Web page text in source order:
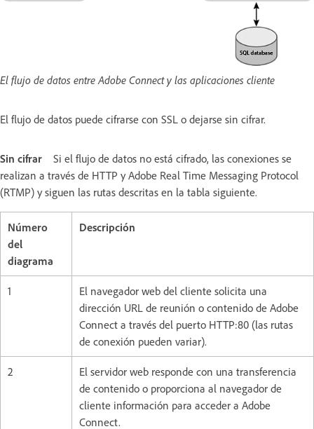
El flujo de datos entre Adobe Connect y las aplicaciones cliente
El flujo de datos puede cifrarse con SSL o dejarse sin cifrar.
Sin cifrar
Si el flujo de datos no está cifrado, las conexiones se
realizan a través de HTTP y Adobe Real Time Messaging Protocol
(RTMP) y siguen las rutas descritas en la tabla siguiente.
Número
del
diagrama
Descripción
1
El navegador web del cliente solicita una
dirección URL de reunión o contenido de Adobe
Connect a través del puerto HTTP:80 (las rutas
de conexión pueden variar).
2
El servidor web responde con una transferencia
de contenido o proporciona al navegador de
cliente información para acceder a Adobe
Connect.